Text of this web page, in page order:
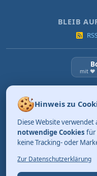
BLEIB
mit ❤️
Review: Tidy.
Hinweis zu
Diese Website
notwendige Cookies für
keine Tracking- oder
Zur Datenschutzerklärung